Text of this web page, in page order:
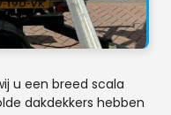
u een breed scala
dakdekkers hebben